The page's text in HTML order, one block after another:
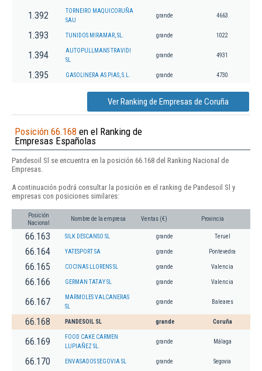
1.392
TORNEIRO MAQUICORUÑA
SAU
grande 4663
1.393 TUNIDOS MIRAMAR, SL. grande 1022
1.394
AUTOPULLMANS TRAVIDI
SL
grande 4931
1.395 GASOLINERA AS PIAS, S.L. grande 4730
Ver Ranking de Empresas de Coruña
Posición 66.168 en el Ranking de
Empresas Españolas
Pandesoil Sl se encuentra en la posición 66.168 del Ranking Nacional de
Empresas.
A continuación podrá consultar la posición en el ranking de Pandesoil Sl y
empresas con posiciones similares:
Posición
Nacional
Nombre de la empresa Ventas (€) Provincia
66.163 SILK DESCANSO SL grande Teruel
66.164 YATESPORT SA grande Pontevedra
66.165 COCINAS LLORENS SL grande Valencia
66.166 GERMAN TATAY SL grande Valencia
66.167
MARMOLES VALCANERAS
SL
grande Baleares
66.168 PANDESOIL SL grande Coruña
66.169
FOOD CAKE CARMEN
LUPIAÑEZ SL.
grande Málaga
66.170 ENVASADOS SEGOVIA SL grande Segovia